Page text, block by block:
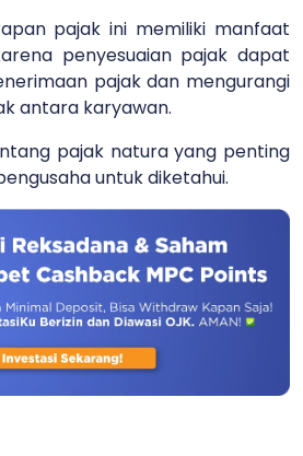
pajak ini memiliki manfaat
penyesuaian pajak dapat
pajak dan mengurangi
antara karyawan.
pajak natura yang penting
untuk diketahui.